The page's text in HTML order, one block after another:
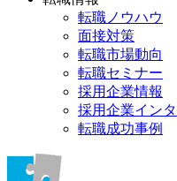
転職ノウハウ
面接対策
転職市場動向
転職セミナー
採用企業情報
採用企業イン
転職成功事例